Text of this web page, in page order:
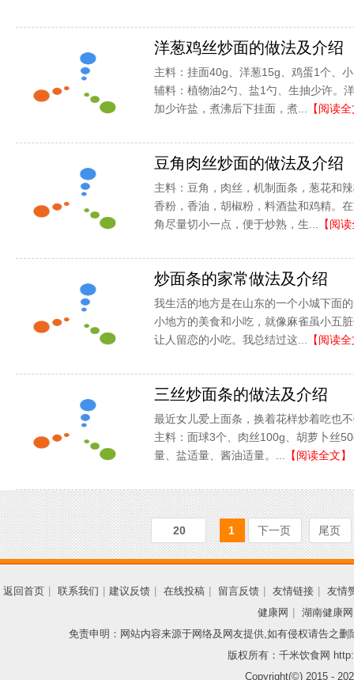
洋葱鸡丝炒面的做法及介绍
主料：挂面40g、洋葱15g、鸡蛋1个、
辅料：植物油2勺、盐1勺、生抽少许。
加少许盐，煮沸后下挂面，煮...
【阅读
豆角肉丝炒面的做法及介绍
主料：豆角，肉丝，机制面条，葱花和
香粉，香油，胡椒粉，料酒盐和鸡精。
角尽量切小一点，便于炒熟，生...
【阅
炒面条的家常做法及介绍
我生活的地方是在山东的一个小城下面
小地方的美食和小吃，就像麻雀虽小五
让人留恋的小吃。我总结过这...
【阅读
三丝炒面条的做法及介绍
最近女儿爱上面条，换着花样炒着吃也
主料：面球3个、肉丝100g、胡萝卜丝
量、盐适量、酱油适量。...
【阅读全文】
20 1 下一页 尾页
返回首页 联系我们 建议反馈 在线投稿 留言反馈 友情链接
友情
健康网
湖南健康网
免责申明：网站内容来源于网络及网友提供,如有侵权请告之
版权所有：千米饮食网
Copyright(©) 2015 -